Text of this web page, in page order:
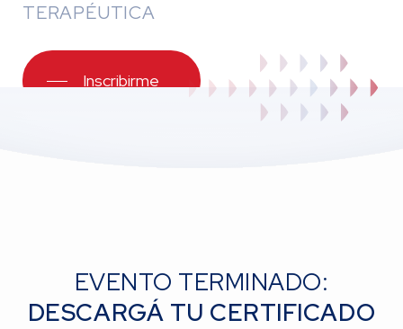
TERAPÉUTICA
Inscribirme
EVENTO TERMINADO:
DESCARGÁ TU CERTIFICADO